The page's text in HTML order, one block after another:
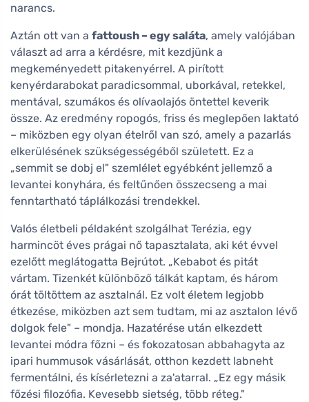
narancs.
Aztán ott van a fattoush – egy saláta, amely valójában
választ ad arra a kérdésre, mit kezdjünk a
megkeményedett pitakenyérrel. A pirított
kenyérdarabokat paradicsommal, uborkával, retekkel,
mentával, szumákos és olívaolajós öntettel keverik
össze. Az eredmény ropogós, friss és meglepően laktató
– miközben egy olyan ételről van szó, amely a pazarlás
elkerülésének szükségességéből született. Ez a
„semmit se dobj el" szemlélet egyébként jellemző a
levantei konyhára, és feltűnően összecseng a mai
fenntartható táplálkozási trendekkel.
Valós életbeli példaként szolgálhat Terézia, egy
harmincöt éves prágai nő tapasztalata, aki két évvel
ezelőtt meglátogatta Bejrútot. „Kebabot és pitát
vártam. Tizenkét különböző tálkát kaptam, és három
órát töltöttem az asztalnál. Ez volt életem legjobb
étkezése, miközben azt sem tudtam, mi az asztalon lévő
dolgok fele" – mondja. Hazatérése után elkezdett
levantei módra főzni – és fokozatosan abbahagyta az
ipari hummusok vásárlását, otthon kezdett labneht
fermentálni, és kísérletezni a za'atarral. „Ez egy másik
főzési filozófia. Kevesebb sietség, több réteg."